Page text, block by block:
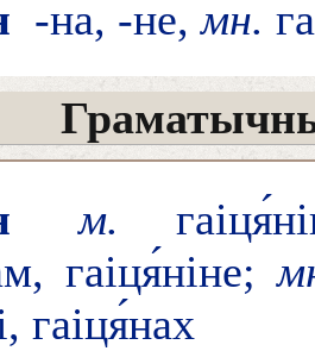
-на, -не,мн.
м.
гаіця́ніне;
гаіця́нах